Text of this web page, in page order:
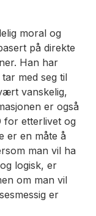
moral og
på direkte
Han har
med seg til
vanskelig,
er også
for etterlivet og
er en måte å
man vil ha
logisk, er
om man vil
er